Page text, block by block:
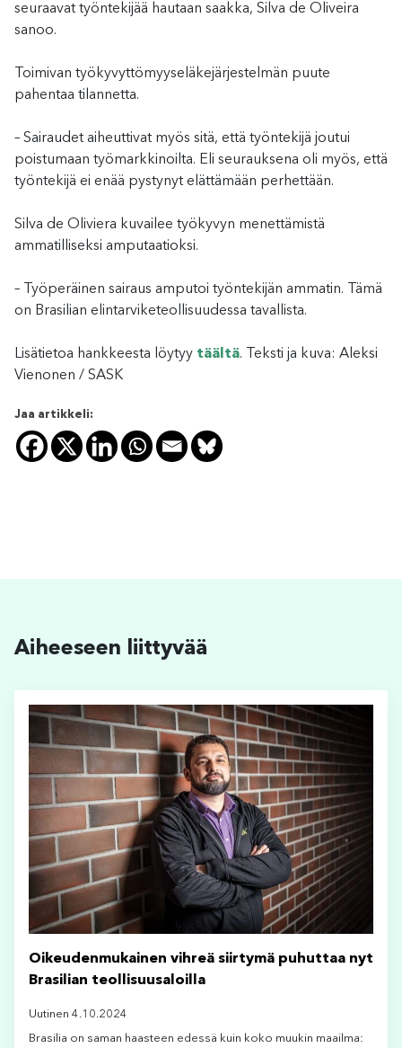
seuraavat työntekijää hautaan saakka, Silva de Oliveira
sanoo.
Toimivan työkyvyttömyyseläkejärjestelmän puute
pahentaa tilannetta.
– Sairaudet aiheuttivat myös sitä, että työntekijä joutui
poistumaan työmarkkinoilta. Eli seurauksena oli myös, että
työntekijä ei enää pystynyt elättämään perhettään.
Silva de Oliviera kuvailee työkyvyn menettämistä
ammatilliseksi amputaatioksi.
– Työperäinen sairaus amputoi työntekijän ammatin. Tämä
on Brasilian elintarviketeollisuudessa tavallista.
Lisätietoa hankkeesta löytyy täältä. Teksti ja kuva: Aleksi
Vienonen / SASK
Jaa artikkeli:
Aiheeseen liittyvää
Oikeudenmukainen vihreä siirtymä puhuttaa nyt
Brasilian teollisuusaloilla
Uutinen 4.10.2024
Brasilia on saman haasteen edessä kuin koko muukin maailma: